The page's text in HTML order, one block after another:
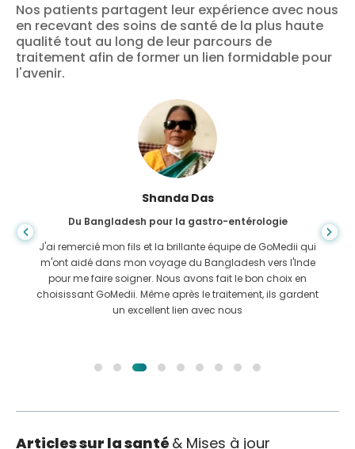
Nos patients partagent leur expérience avec nous
en recevant des soins de santé de la plus haute
qualité tout au long de leur parcours de
traitement afin de former un lien formidable pour
l'avenir.
Shanda Das
Du Bangladesh pour la gastro-entérologie
J'ai remercié mon fils et la brillante équipe de GoMedii qui
m'ont aidé dans mon voyage du Bangladesh vers l'Inde
pour me faire soigner. Nous avons fait le bon choix en
choisissant GoMedii. Même après le traitement, ils gardent
un excellent lien avec nous
Articles sur la santé & Mises à jour